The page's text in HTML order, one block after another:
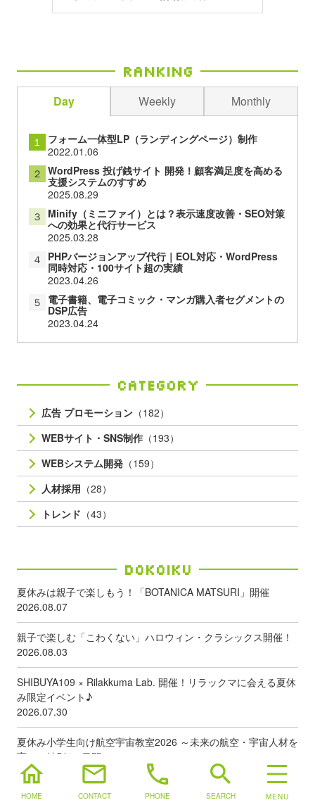
Ranking
Day Weekly Monthly
１ フォーム一体型LP（ランディングページ）制作
2022.01.06
２ WordPress 投げ銭サイト 開発！顧客満足度を高める
支援システムのすすめ
2025.08.29
３ Minify（ミニファイ）とは？表示速度改善・SEO対策
への効果と代行サービス
2025.03.28
４ PHPバージョンアップ代行｜EOL対応・WordPress
同時対応・100サイト超の実績
2023.04.26
５ 電子書籍、電子コミック・マンガ購入者セグメントの
DSP広告
2023.04.24
Category
広告 プロモーション （182）
WEBサイト・SNS制作 （193）
WEBシステム開発 （159）
人材採用 （28）
トレンド （43）
Dokoiku
夏休みは親子で楽しもう！「BOTANICA MATSURI」開催
2026.08.07
親子で楽しむ「こわくない」ハロウィン・クラシックス開催！
2026.08.03
SHIBUYA109 × Rilakkuma Lab. 開催！リラックマに会える夏休
み限定イベント♪
2026.07.30
夏休み小学生向け航空宇宙教室2026 ～未来の航空・宇宙人材を
育てる特別な2日間！～
2026.07.30
home
HOME
mail
CONTACT
phone
PHONE
search
SEARCH